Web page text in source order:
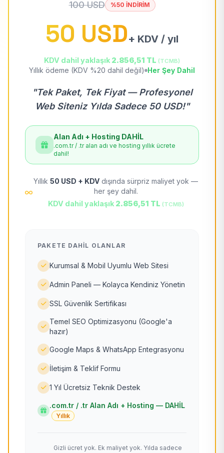
100 USD %50 İNDİRİM
50 USD+ KDV / yıl
KDV dahil yaklaşık 2.856,51 TL (TCMB)
Yıllık ödeme (KDV %20 dahil değil) Her Şey Dahil
"Tek Paket, Tek Fiyat — Profesyonel
Web Siteniz Yılda Sadece 50 USD!"
Alan Adı + Hosting DAHİL
.com.tr / .tr alan adı ve hosting yıllık ücrete
dahil!
Yıllık 50 USD + KDV dışında sürpriz maliyet yok —
her şey dahil.
KDV dahil yaklaşık 2.856,51 TL (TCMB)
PAKETE DAHIL OLANLAR
Kurumsal & Mobil Uyumlu Web Sitesi
Admin Paneli — Kolayca Kendiniz Yönetin
SSL Güvenlik Sertifikası
Temel SEO Optimizasyonu (Google'a
hazır)
Google Maps & WhatsApp Entegrasyonu
İletişim & Teklif Formu
1 Yıl Ücretsiz Teknik Destek
.com.tr / .tr Alan Adı + Hosting — DAHİL
Yıllık
Gizli ücret yok. Ek maliyet yok. Yılda sadece